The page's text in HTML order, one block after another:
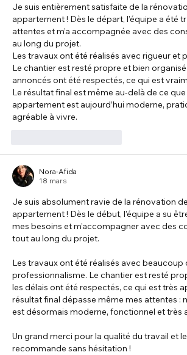
Je suis entièrement satisfaite de la
appartement ! Dès le départ, l’équipe a été
attentes et m’a accompagnée avec des
au long du projet.
Les travaux ont été réalisés avec rigueur et
Le chantier est resté propre et bien
annoncés ont été respectés, ce qui est
Le résultat final est même au-delà de ce que
appartement est aujourd’hui moderne,
agréable à vivre.
Nora-Afida
18 mars
Je suis absolument ravie de la rénovation
appartement ! Dès le début, l’équipe a su
mes besoins et m’accompagner avec des
tout au long du projet.
Les travaux ont été réalisés avec beaucoup
professionnalisme. Le chantier est resté
les délais ont été respectés, ce qui est très
résultat final dépasse même mes attentes :
est désormais moderne, fonctionnel et très
Un grand merci pour la qualité du travail et
recommande sans hésitation !